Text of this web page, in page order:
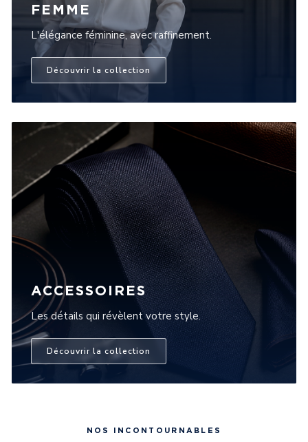
FEMME
L'élégance féminine, avec raffinement.
Découvrir la collection
ACCESSOIRES
Les détails qui révèlent votre style.
Découvrir la collection
NOS INCONTOURNABLES